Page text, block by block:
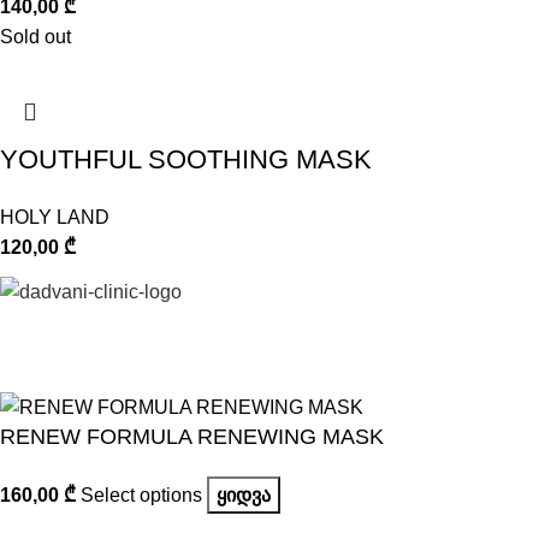
140,00 ₾
Sold out
YOUTHFUL SOOTHING MASK
HOLY LAND
120,00 ₾
RENEW FORMULA RENEWING MASK
160,00 ₾ Select options ᲧᲘᲓᲕᲐ